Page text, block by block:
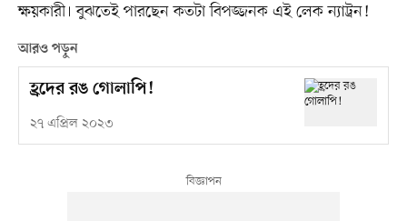
ক্ষয়কারী। বুঝতেই পারছেন কতটা বিপজ্জনক এই লেক ন্যাট্রন!
আরও পড়ুন
হ্রদের রঙ গোলাপি!
২৭ এপ্রিল ২০২৩